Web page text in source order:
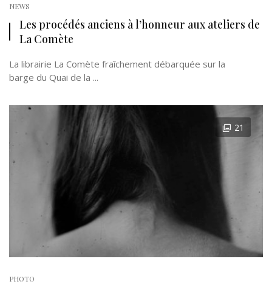
NEWS
Les procédés anciens à l’honneur aux ateliers de
La Comète
La librairie La Comète fraîchement débarquée sur la
barge du Quai de la ...
21
PHOTO